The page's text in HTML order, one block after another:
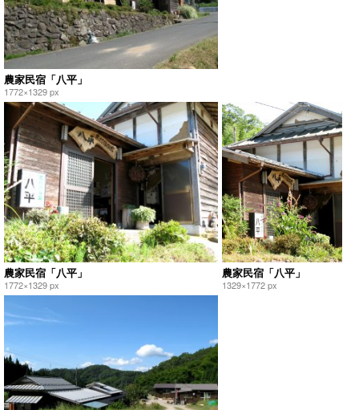
農家民宿「八平」
1772×1329 px
農家民宿「八平」
1772×1329 px
農家民宿「八平」
1329×1772 px